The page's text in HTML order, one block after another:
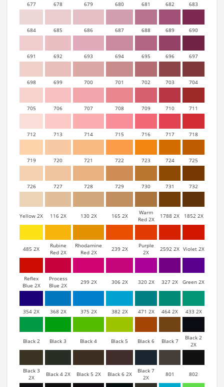
677 678 679 680 681 682 683
684 685 686 687 688 689 690
691 692 693 694 695 696 697
698 699 700 701 702 703 704
705 706 707 708 709 710 711
712 713 714 715 716 717 718
719 720 721 722 723 724 725
726 727 728 729 730 731 732
Yellow 2X 116 2X 130 2X 165 2X
Warm
Red 2X
1788 2X 1852 2X
485 2X
Rubine
Red 2X
Rhodamine
Red 2X
239 2X
Purple
2X
2592 2X Violet 2X
Reflex
Blue 2X
Process
Blue 2X
299 2X 306 2X 320 2X 327 2X Green 2X
354 2X 368 2X 375 2X 382 2X 471 2X 464 2X 433 2X
Black 2 Black 3 Black 4 Black 5 Black 6 Black 7
Black 2
2X
Black 3
2X
Black 4 2X Black 5 2X Black 6 2X
Black 7
2X
801 802